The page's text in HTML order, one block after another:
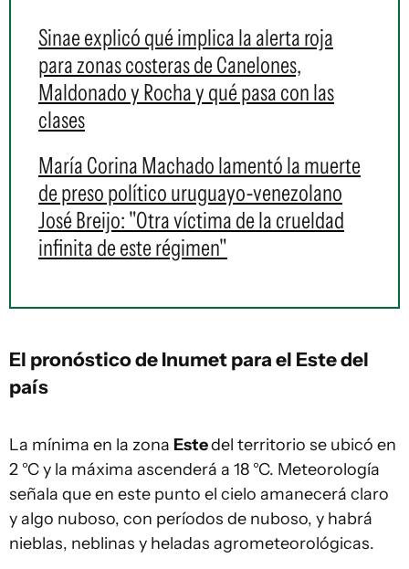
Sinae explicó qué implica la alerta roja
para zonas costeras de Canelones,
Maldonado y Rocha y qué pasa con las
clases
María Corina Machado lamentó la muerte
de preso político uruguayo-venezolano
José Breijo: "Otra víctima de la crueldad
infinita de este régimen"
El pronóstico de Inumet para el Este del
país
La mínima en la zona Estedel territorio se ubicó en
2 °C y la máxima ascenderá a 18 °C. Meteorología
señala que en este punto el cielo amanecerá claro
y algo nuboso, con períodos de nuboso, y habrá
nieblas, neblinas y heladas agrometeorológicas.